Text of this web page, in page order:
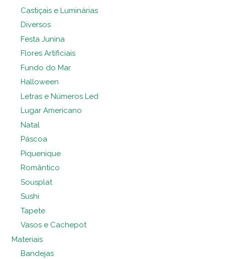
Castiçais e Luminárias
Diversos
Festa Junina
Flores Artificiais
Fundo do Mar
Halloween
Letras e Números Led
Lugar Americano
Natal
Páscoa
Piquenique
Romântico
Sousplat
Sushi
Tapete
Vasos e Cachepot
Materiais
Bandejas